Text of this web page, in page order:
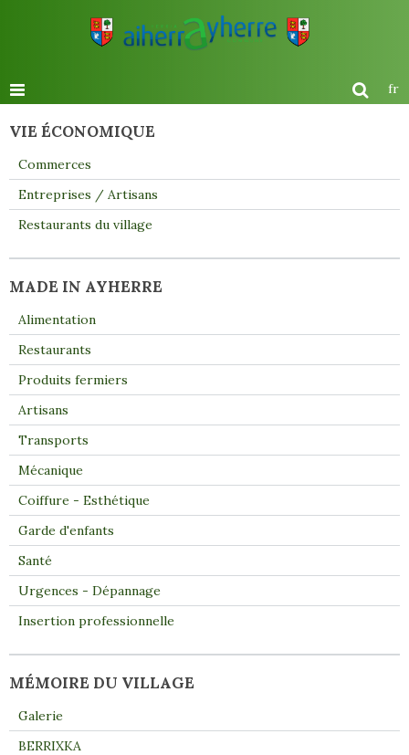
fr
VIE ÉCONOMIQUE
Commerces
Entreprises / Artisans
Restaurants du village
MADE IN AYHERRE
Alimentation
Restaurants
Produits fermiers
Artisans
Transports
Mécanique
Coiffure - Esthétique
Garde d'enfants
Santé
Urgences - Dépannage
Insertion professionnelle
MÉMOIRE DU VILLAGE
Galerie
BERRIXKA